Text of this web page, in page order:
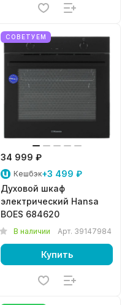
СОВЕТУЕМ
34 999 ₽
Кешбэк+3 499 ₽
Духовой шкаф
электрический Hansa
BOES 684620
В наличии Арт. 39147984
Купить